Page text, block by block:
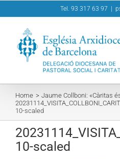
to
Tel. 93 317 63 97
Home
Jaume Collboni: «Càritas
10-scaled
10-scaled